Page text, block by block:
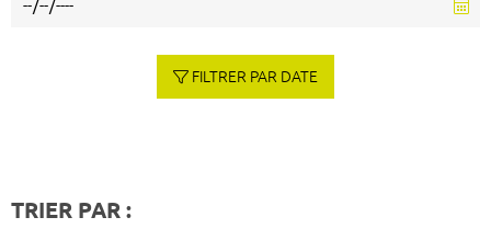
FILTRER PAR DATE
TRIER PAR :